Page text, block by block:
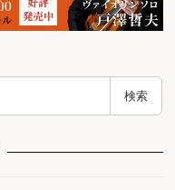
検索